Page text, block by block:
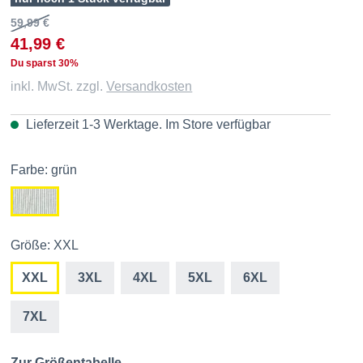
59,99 €
41,99 €
Du sparst 30%
inkl. MwSt. zzgl.Versandkosten
Lieferzeit 1-3 Werktage. Im Store verfügbar
Farbe: grün
Größe: XXL
XXL 3XL 4XL 5XL 6XL
7XL